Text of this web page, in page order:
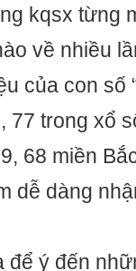
kqsx từng
về nhiều
của con số
77 trong xổ
68 miền
dễ dàng
để ý đến